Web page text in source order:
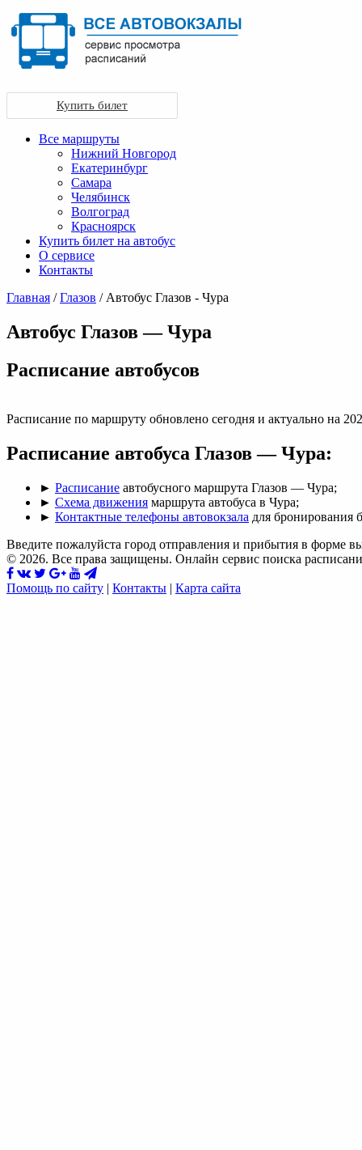
Купить билет
Все маршруты
Нижний Новгород
Екатеринбург
Самара
Челябинск
Волгоград
Красноярск
Купить билет на автобус
О сервисе
Контакты
Главная /Глазов / Автобус Глазов - Чура
Автобус Глазов — Чура
Раcписание автобусов
Расписание по маршруту обновлено сегодня и актуально на
Расписание автобуса Глазов — Чура:
► Расписание автобусного маршрута Глазов — Чура;
► Схема движения маршрута автобуса в Чура;
► Контактные телефоны автовокзала для бронирования
Введите пожалуйста город отправления и прибытия в форме
© 2026. Все права защищены. Онлайн сервис поиска
Помощь по сайту | Контакты | Карта сайта